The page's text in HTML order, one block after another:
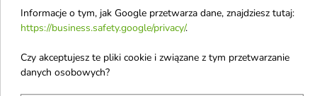

Nivea 24H Nawilżenia
Krem do twarzy na noc
matujący Krem do
Informacje o tym, jak Google przetwarza dane, znajdziesz tutaj:
https://business.safety.google/privacy/.
Czy akceptujesz te pliki cookie i związane z tym przetwarzanie
danych osobowych?